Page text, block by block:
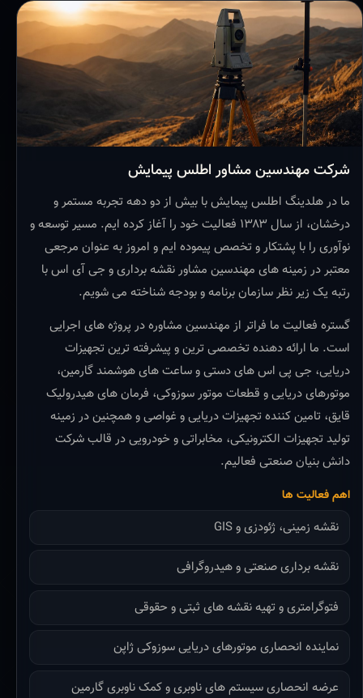
شرکت مهندسین مشاور اطلس پیمایش
ما در هلدینگ اطلس پیمایش با بیش از دو دهه تجربه مستمر و
درخشان، از سال ۱۳۸۳ فعالیت خود را آغاز کرده ایم. مسیر توسعه و
نوآوری را با پشتکار و تخصص پیموده ایم و امروز به عنوان مرجعی
معتبر در زمینه های مهندسین مشاور نقشه برداری و جی آی اس با
رتبه یک زیر نظر سازمان برنامه و بودجه شناخته می شویم.
گستره فعالیت ما فراتر از مهندسین مشاوره در پروژه های اجرایی
است. ما ارائه دهنده تخصصی ترین و پیشرفته ترین تجهیزات
دریایی، جی پی اس های دستی و ساعت های هوشمند گارمین،
موتورهای دریایی و قطعات موتور سوزوکی، فرمان های هیدرولیک
قایق، تامین کننده تجهیزات دریایی و غواصی و همچنین در زمینه
تولید تجهیزات الکترونیکی، مخابراتی و خودرویی در قالب شرکت
دانش بنیان صنعتی فعالیم.
اهم فعالیت ها
نقشه زمینی، ژئودزی و GIS
نقشه برداری صنعتی و هیدروگرافی
فتوگرامتری و تهیه نقشه های ثبتی و حقوقی
نماینده انحصاری موتورهای دریایی سوزوکی ژاپن
عرضه انحصاری سیستم های ناوبری و کمک ناوبری گارمین